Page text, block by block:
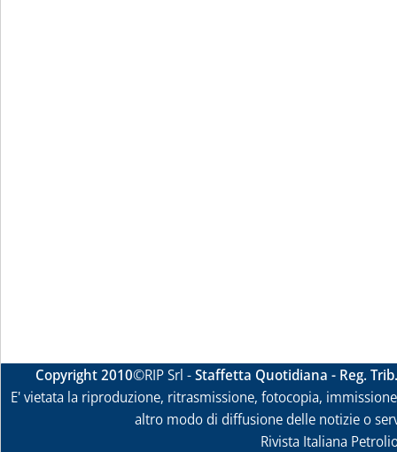
Copyright 2010©RIP Srl -Staffetta Quotidiana - Reg.
E' vietata la riproduzione, ritrasmissione, fotocopia,
altro modo di diffusione delle notizie o
Rivista Italiana